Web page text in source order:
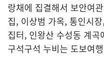
랑채에 집결해서 보안여
집, 이상범 가옥, 통인시
집터, 인왕산 수성동 계
구석구석 누비는 도보여